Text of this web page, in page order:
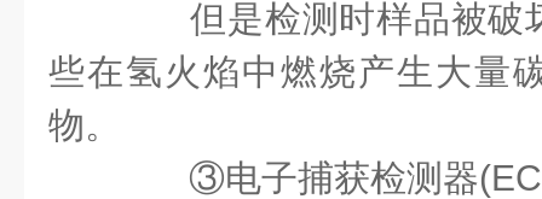
但是检测时样品被破
些在氢火焰中燃烧产生大量
物。
③电子捕获检测器